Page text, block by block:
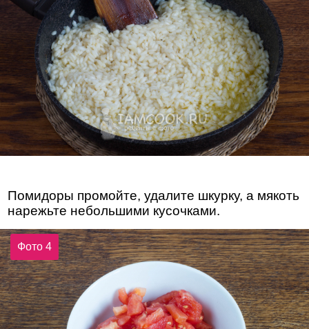
Помидоры промойте, удалите шкурку, а мякоть
нарежьте небольшими кусочками.
Фото 4